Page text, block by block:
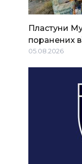
Пластуни
поранених
05.08.2026